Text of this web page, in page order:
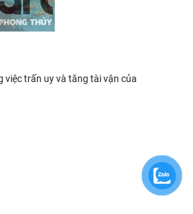
việc trấn uy và tăng tài vận của